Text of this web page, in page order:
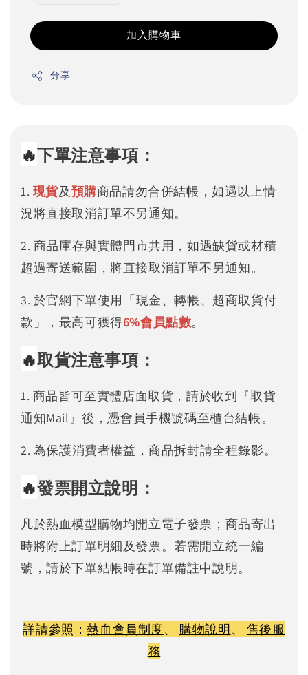
加入購物車
分享
🔥下單注意事項：
1. 現貨及預購商品請勿合併結帳，如遇以上情
況將直接取消訂單不另通知。
2. 商品庫存與實體門市共用，如遇缺貨或材積
超過寄送範圍，將直接取消訂單不另通知。
3. 於官網下單使用「現金、轉帳、超商取貨付
款」，最高可獲得6%會員點數。
🔥取貨注意事項：
1. 商品皆可至實體店面取貨，請於收到『取貨
通知Mail』後，憑會員手機號碼至櫃台結帳。
2. 為保護消費者權益，商品拆封請全程錄影。
🔥發票開立說明：
凡於熱血模型購物均開立電子發票；商品寄出
時將附上訂單明細及發票。若需開立統一編
號，請於下單結帳時在訂單備註中說明。
詳請參照：熱血會員制度、 購物說明、 售後服
務